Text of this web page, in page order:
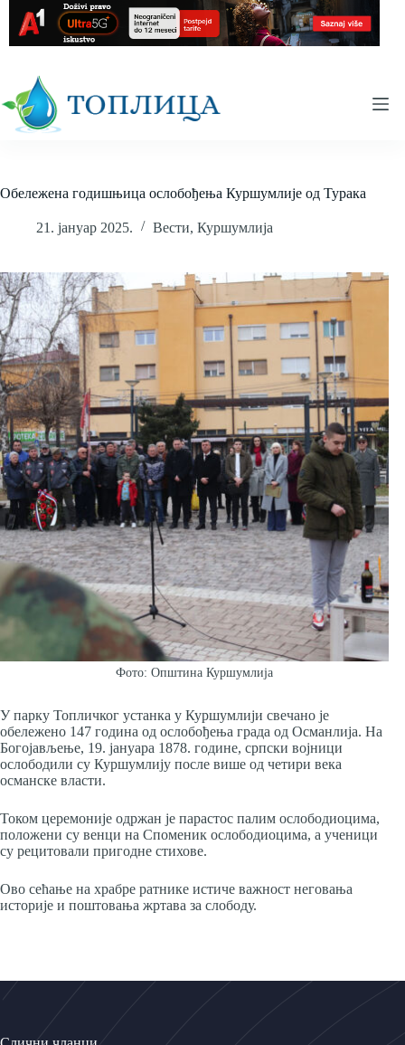
content
Обележена годишњица ослобођења Куршумлије од Турака
21. јануар 2025. Вести, Куршумлија
Фото: Општина Куршумлија
У парку Топличког устанка у Куршумлији свечано је
обележено 147 година од ослобођења града од Османлија. На
Богојављење, 19. јануара 1878. године, српски војници
ослободили су Куршумлију после више од четири века
османске власти.
Током церемоније одржан је парастос палим ослободиоцима,
положени су венци на Споменик ослободиоцима, а ученици
су рецитовали пригодне стихове.
Ово сећање на храбре ратнике истиче важност неговања
историје и поштовања жртава за слободу.